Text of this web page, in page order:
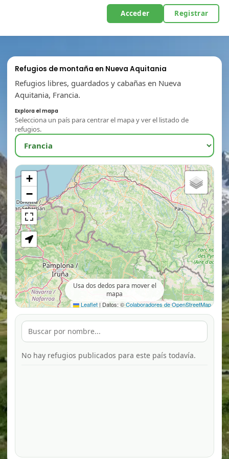
Acceder Registrar
Refugios de montaña en Nueva Aquitania
Refugios libres, guardados y cabañas en Nueva
Aquitania, Francia.
Explora el mapa
Selecciona un país para centrar el mapa y ver el listado de
refugios.
+
−
Leaflet | Datos: ©Colaboradores de OpenStreetMap
Usa dos dedos para mover el
mapa
No hay refugios publicados para este país todavía.